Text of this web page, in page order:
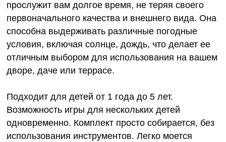
прослужит вам долгое время, не теряя своего
первоначального качества и внешнего вида. Она
способна выдерживать различные погодные
условия, включая солнце, дождь, что делает ее
отличным выбором для использования на вашем
дворе, даче или террасе.
Подходит для детей от 1 года до 5 лет.
Возможность игры для нескольких детей
одновременно. Комплект просто собирается, без
использования инструментов. Легко моется